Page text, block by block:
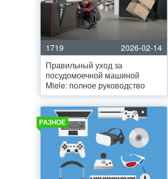
1719
2026-02-14
Правильный уход за
посудомоечной машиной
Miele: полное руководство
РАЗНОЕ